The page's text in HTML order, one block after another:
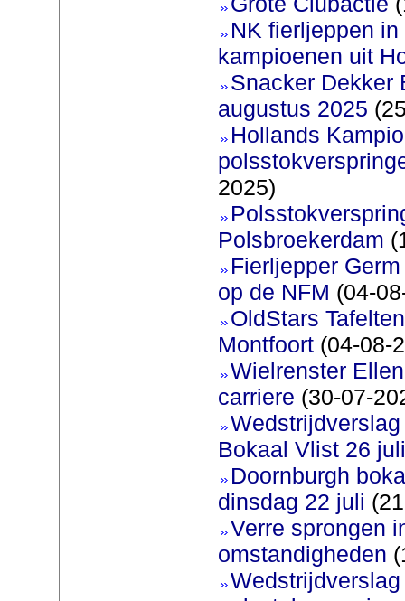
NK fierljeppen
kampioenen uit
Snacker Dekker
augustus 2025
Hollands
2025)
Polsbroekerdam
Fierljepper
op de NFM (04-
OldStars
Montfoort(04-08-
Wielrenster
carriere (30-07-
Bokaal Vlist 26
Doornburgh
dinsdag 22 juli
Verre sprongen
omstandigheden